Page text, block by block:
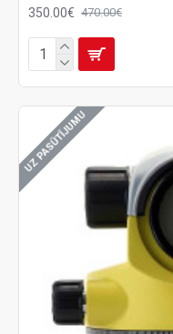
350.00€ 470.00€
UZ PASŪTĪJUMU